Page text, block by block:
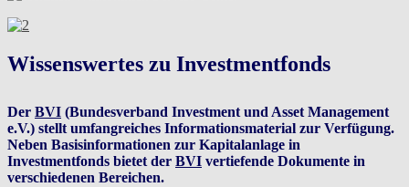
Wissenswertes zu Investmentfonds
Der BVI (Bundesverband Investment und Asset Management
e.V.) stellt umfangreiches Informationsmaterial zur Verfügung.
Neben Basisinformationen zur Kapitalanlage in
Investmentfonds bietet der BVI vertiefende Dokumente in
verschiedenen Bereichen.